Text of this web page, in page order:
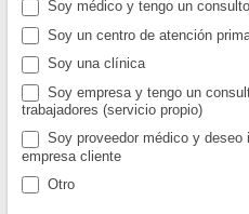
Soy médico y tengo un
Soy un centro de atención
Soy una clínica
Soy empresa y tengo un
trabajadores (servicio propio)
Soy proveedor médico y
empresa cliente
Otro